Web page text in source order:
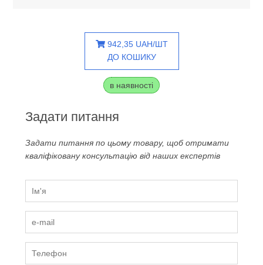
942,35 UAH/ШТ
ДО КОШИКУ
в наявності
Задати питання
Задати питання по цьому товару, щоб отримати
кваліфіковану консультацію від наших експертів